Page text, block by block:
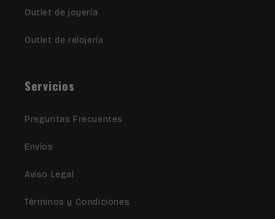
Outlet de joyería
Outlet de relojería
Servicios
Preguntas Frecuentes
Envíos
Aviso Legal
Términos y Condiciones